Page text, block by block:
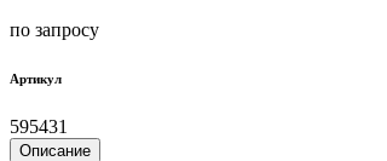
по запросу
Артикул
595431
Описание